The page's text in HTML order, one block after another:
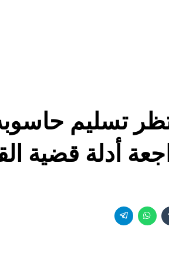
تسليم
أدلة قضية